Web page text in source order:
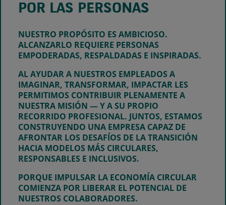
POR LAS PERSONAS
NUESTRO PROPÓSITO ES AMBICIOSO.
ALCANZARLO REQUIERE PERSONAS
EMPODERADAS, RESPALDADAS E INSPIRADAS.
AL AYUDAR A NUESTROS EMPLEADOS A
IMAGINAR, TRANSFORMAR, IMPACTAR LES
PERMITIMOS CONTRIBUIR PLENAMENTE A
NUESTRA MISIÓN — Y A SU PROPIO
RECORRIDO PROFESIONAL. JUNTOS, ESTAMOS
CONSTRUYENDO UNA EMPRESA CAPAZ DE
AFRONTAR LOS DESAFÍOS DE LA TRANSICIÓN
HACIA MODELOS MÁS CIRCULARES,
RESPONSABLES E INCLUSIVOS.
PORQUE IMPULSAR LA ECONOMÍA CIRCULAR
COMIENZA POR LIBERAR EL POTENCIAL DE
NUESTROS COLABORADORES.